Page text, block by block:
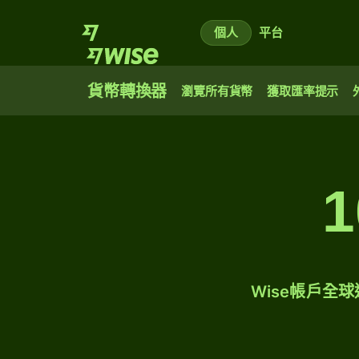
個人 平台
貨幣轉換器 瀏覽所有貨幣 獲取匯率提示
Wise帳戶全球